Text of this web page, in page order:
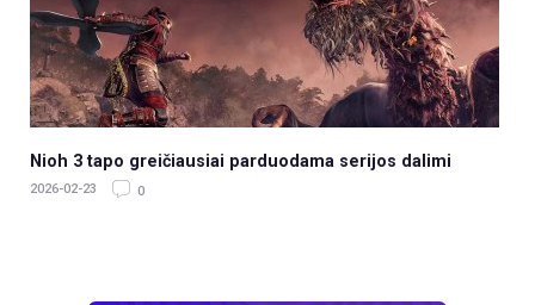
VIDEO
APŽVALGOS
ŽAIDIMAI
Nioh 3 tapo greičiausiai parduodama serijos dalimi
2026-02-23 0